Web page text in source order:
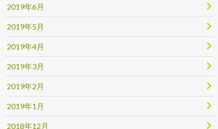
2019年6月
2019年5月
2019年4月
2019年3月
2019年2月
2019年1月
2018年12月